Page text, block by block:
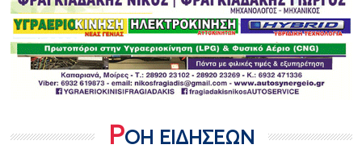
ΡΟΗ ΕΙΔΗΣΕΩΝ